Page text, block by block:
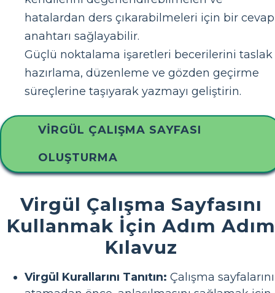
hatalardan ders çıkarabilmeleri için bir cevap
anahtarı sağlayabilir.
Güçlü noktalama işaretleri becerilerini taslak
hazırlama, düzenleme ve gözden geçirme
süreçlerine taşıyarak yazmayı geliştirin.
VIRGÜL ÇALIŞMA SAYFASI
OLUŞTURMA
Virgül Çalışma Sayfasını
Kullanmak İçin Adım Adım
Kılavuz
Virgül Kurallarını Tanıtın: Çalışma sayfalarını